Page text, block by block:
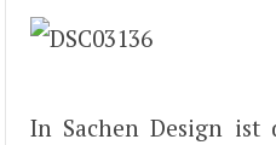
In Sachen Design ist